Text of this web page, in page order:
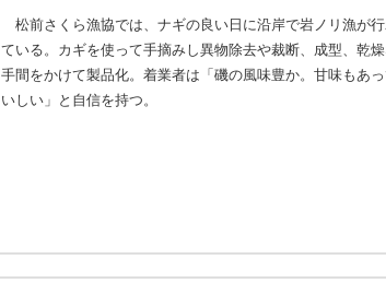
松前さくら漁協では、ナギの良い日に沿岸で岩ノリ漁が
ている。カギを使って手摘みし異物除去や裁断、成型、乾
手間をかけて製品化。着業者は「磯の風味豊か。甘味もあ
いしい」と自信を持つ。